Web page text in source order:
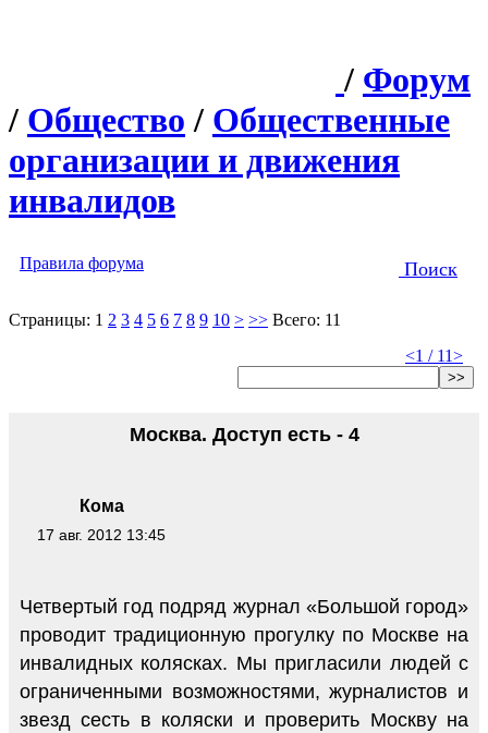
/ Форум
/ Общество / Общественные
организации и движения
инвалидов
Правила форума Поиск
Страницы: 1 2 3 4 5 6 7 8 9 10 > >> Всего: 11
<1 / 11>
>>
Кома
17 авг. 2012 13:45
Москва. Доступ есть - 4
Четвертый год подряд журнал «Большой город»
проводит традиционную прогулку по Москве на
инвалидных колясках. Мы пригласили людей с
ограниченными возможностями, журналистов и
звезд сесть в коляски и проверить Москву на